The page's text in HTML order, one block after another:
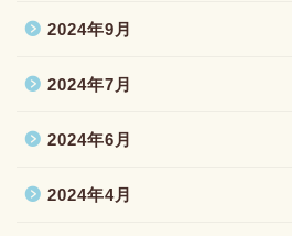
2024年9月
2024年7月
2024年6月
2024年4月